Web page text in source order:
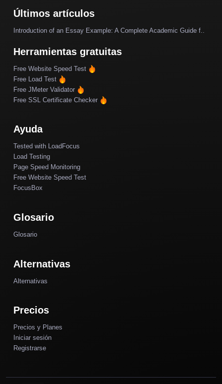
Últimos artículos
Introduction of an Essay Example: A Complete Academic Guide f..
Herramientas gratuitas
Free Website Speed Test
Free Load Test
Free JMeter Validator
Free SSL Certificate Checker
Ayuda
Tested with LoadFocus
Load Testing
Page Speed Monitoring
Free Website Speed Test
FocusBox
Glosario
Glosario
Alternativas
Alternativas
Precios
Precios y Planes
Iniciar sesión
Registrarse